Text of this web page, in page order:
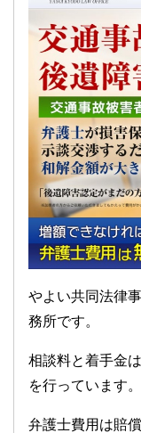
やよい共同法律
務所です。
相談料と着手金
を行っています。
弁護士費用は賠